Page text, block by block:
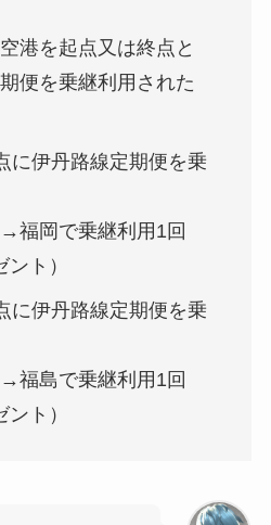
港を起点又は終点と
便を乗継利用された
に伊丹路線定期便を乗
福岡で乗継利用1回
ント）
に伊丹路線定期便を乗
福島で乗継利用1回
ント）